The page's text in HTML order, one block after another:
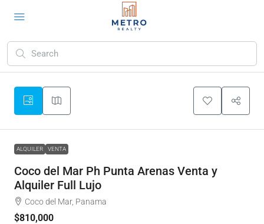
ALQUILER VENTA
Coco del Mar Ph Punta Arenas Venta y
Alquiler Full Lujo
Coco del Mar, Panama
$810,000